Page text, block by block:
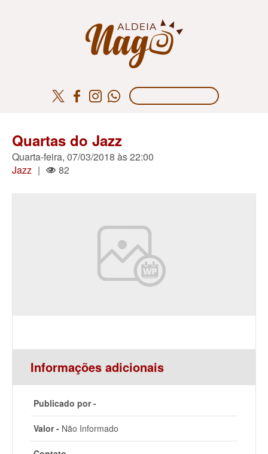
Quartas do Jazz
Quarta-feira, 07/03/2018 às 22:00
Jazz | 82
Informações adicionais
Publicado por -
Valor - Não Informado